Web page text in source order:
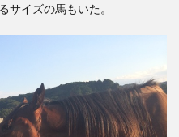
サイズの馬もいた。